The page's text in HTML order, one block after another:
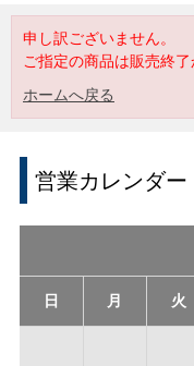
申し訳ございません。
ご指定の商品は販売終
ホームへ戻る
営業カレンダー
日 月 火